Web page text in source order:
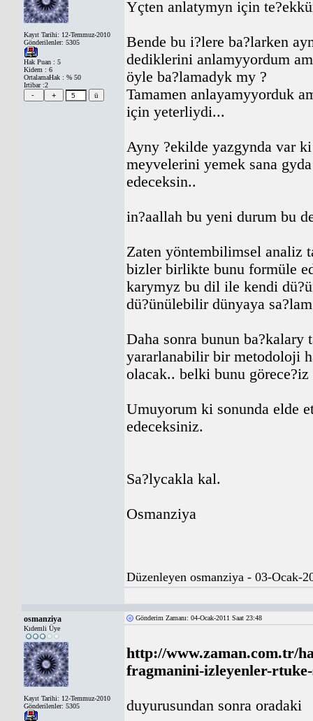
Kayıt Tarihi: 12-Temmuz-2010
Gönderilenler: 5305
Hak Puan : 5
Kidem : 6
OrtalamaHak : % 50
Irtibar :2
Yçten anlatymyn için
Bende bu i?lere ba?larken
dediklerini anlamyyordum
öyle ba?lamadyk my ?
Tamamen anlayamyyorduk
için yeterliydi...
Ayny ?ekilde yazgynda var
meyvelerini yemek sana
edeceksin..
in?aallah bu yeni durum bu
Zaten yöntembilimsel analiz
bizler birlikte bunu formüle
karymyz bu dil ile kendi
dü?ünülebilir dünyaya
Daha sonra bunun
yararlanabilir bir metodoloji
olacak.. belki bunu
Umuyorum ki sonunda elde
edeceksiniz.
Sa?lycakla kal.
Osmanziya
Düzenleyen osmanziya - 03-Ocak-
osmanziya
Kıdemli Üye
Kayıt Tarihi: 12-Temmuz-2010
Gönderilenler: 5305
Gönderim Zamanı: 04-Ocak-2011 Saat 23:48
http://www.zaman.com.tr/
fragmanini-izleyenler-
duyurusundan sonra oradaki